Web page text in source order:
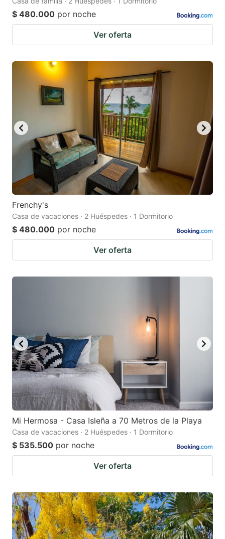
$ 480.000 por noche
Ver oferta
Frenchy's
Casa de vacaciones · 2 Huéspedes · 1 Dormitorio
$ 480.000 por noche
Ver oferta
Mi Hermosa - Casa Isleña a 70 Metros de la Playa
Casa de vacaciones · 2 Huéspedes · 1 Dormitorio
$ 535.500 por noche
Ver oferta